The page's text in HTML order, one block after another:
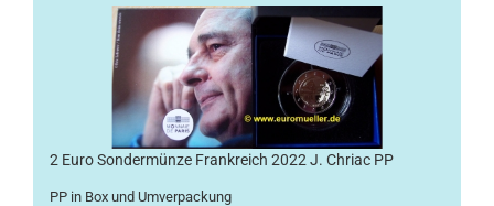
2 Euro Sondermünze Frankreich 2022 J. Chriac PP
PP in Box und Umverpackung